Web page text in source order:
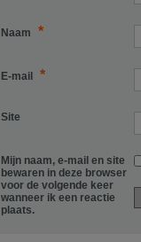
Naam *
E-mail *
Site
Mijn naam, e-mail en site
bewaren in deze browser
voor de volgende keer
wanneer ik een reactie
plaats.